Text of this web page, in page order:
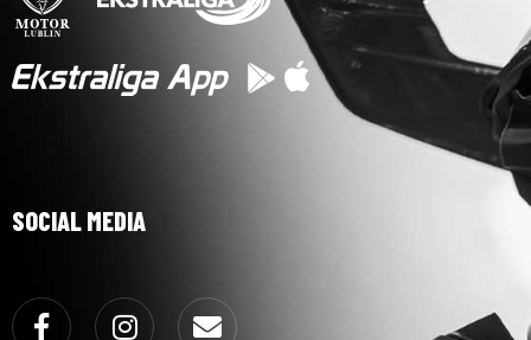
SOCIAL MEDIA
Facebook Instagram